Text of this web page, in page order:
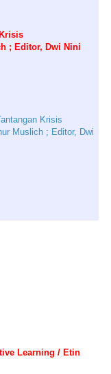
; Editor, Dwi Nini
Krisis
Muslich ; Editor, Dwi
Learning / Etin